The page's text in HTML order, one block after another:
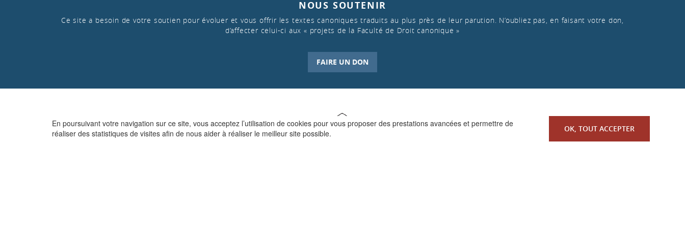
En poursuivant votre navigation sur ce site, vous acceptez l’utilisation de cookies pour vous proposer des prestations avancées et permettre de
réaliser des statistiques de visites afin de nous aider à réaliser le meilleur site possible.
OK, TOUT ACCEPTER
NOUS SOUTENIR
Ce site a besoin de votre soutien pour évoluer et vous offrir les textes canoniques traduits au plus près de leur parution. N’oubliez pas, en faisant votre don,
d’affecter celui-ci aux « projets de la Faculté de Droit canonique »
FAIRE UN DON